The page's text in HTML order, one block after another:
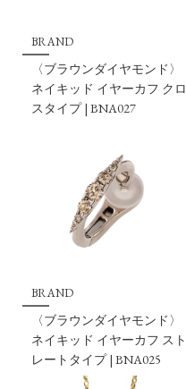
BRAND
〈ブラウンダイヤモンド〉
ネイキッド イヤーカフ クロ
スタイプ | BNA027
BRAND
〈ブラウンダイヤモンド〉
ネイキッド イヤーカフ スト
レートタイプ | BNA025